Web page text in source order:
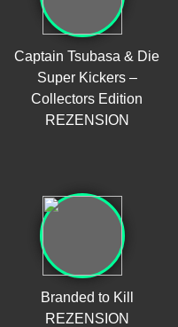
Captain Tsubasa & Die
Super Kickers –
Collectors Edition
REZENSION
Branded to Kill
REZENSION